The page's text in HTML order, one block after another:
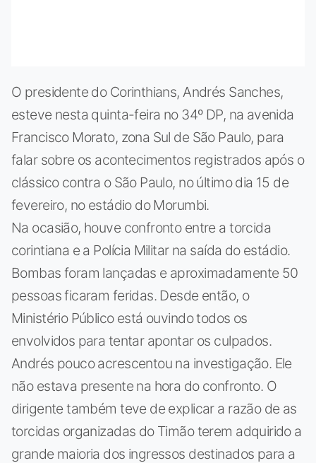
O presidente do Corinthians, Andrés Sanches,
esteve nesta quinta-feira no 34º DP, na avenida
Francisco Morato, zona Sul de São Paulo, para
falar sobre os acontecimentos registrados após o
clássico contra o São Paulo, no último dia 15 de
fevereiro, no estádio do Morumbi.
Na ocasião, houve confronto entre a torcida
corintiana e a Polícia Militar na saída do estádio.
Bombas foram lançadas e aproximadamente 50
pessoas ficaram feridas. Desde então, o
Ministério Público está ouvindo todos os
envolvidos para tentar apontar os culpados.
Andrés pouco acrescentou na investigação. Ele
não estava presente na hora do confronto. O
dirigente também teve de explicar a razão de as
torcidas organizadas do Timão terem adquirido a
grande maioria dos ingressos destinados para a